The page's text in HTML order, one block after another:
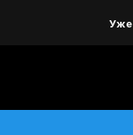
Уже